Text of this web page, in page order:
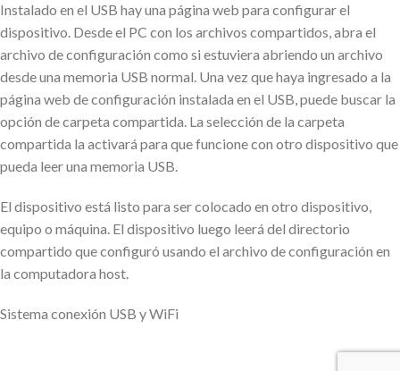
Instalado en el USB hay una página web para configurar el
dispositivo. Desde el PC con los archivos compartidos, abra el
archivo de configuración como si estuviera abriendo un archivo
desde una memoria USB normal. Una vez que haya ingresado a la
página web de configuración instalada en el USB, puede buscar la
opción de carpeta compartida. La selección de la carpeta
compartida la activará para que funcione con otro dispositivo que
pueda leer una memoria USB.
El dispositivo está listo para ser colocado en otro dispositivo,
equipo o máquina. El dispositivo luego leerá del directorio
compartido que configuró usando el archivo de configuración en
la computadora host.
Sistema conexión USB y WiFi